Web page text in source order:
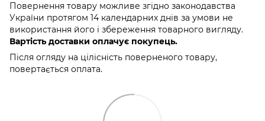
Повернення товару можливе згідно законодавства
України протягом 14 календарних днів за умови не
використання його і збереження товарного вигляду.
Вартість доставки оплачує покупець.
Після огляду на цілісність поверненого товару,
повертається оплата.